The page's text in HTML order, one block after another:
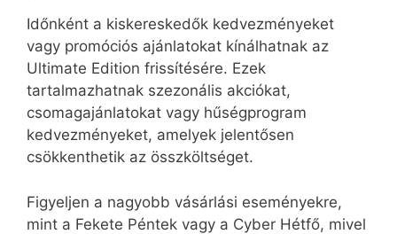
Időnként a kiskereskedők kedvezményeket
vagy promóciós ajánlatokat kínálhatnak az
Ultimate Edition frissítésére. Ezek
tartalmazhatnak szezonális akciókat,
csomagajánlatokat vagy hűségprogram
kedvezményeket, amelyek jelentősen
csökkenthetik az összköltséget.
Figyeljen a nagyobb vásárlási eseményekre,
mint a Fekete Péntek vagy a Cyber Hétfő, mivel